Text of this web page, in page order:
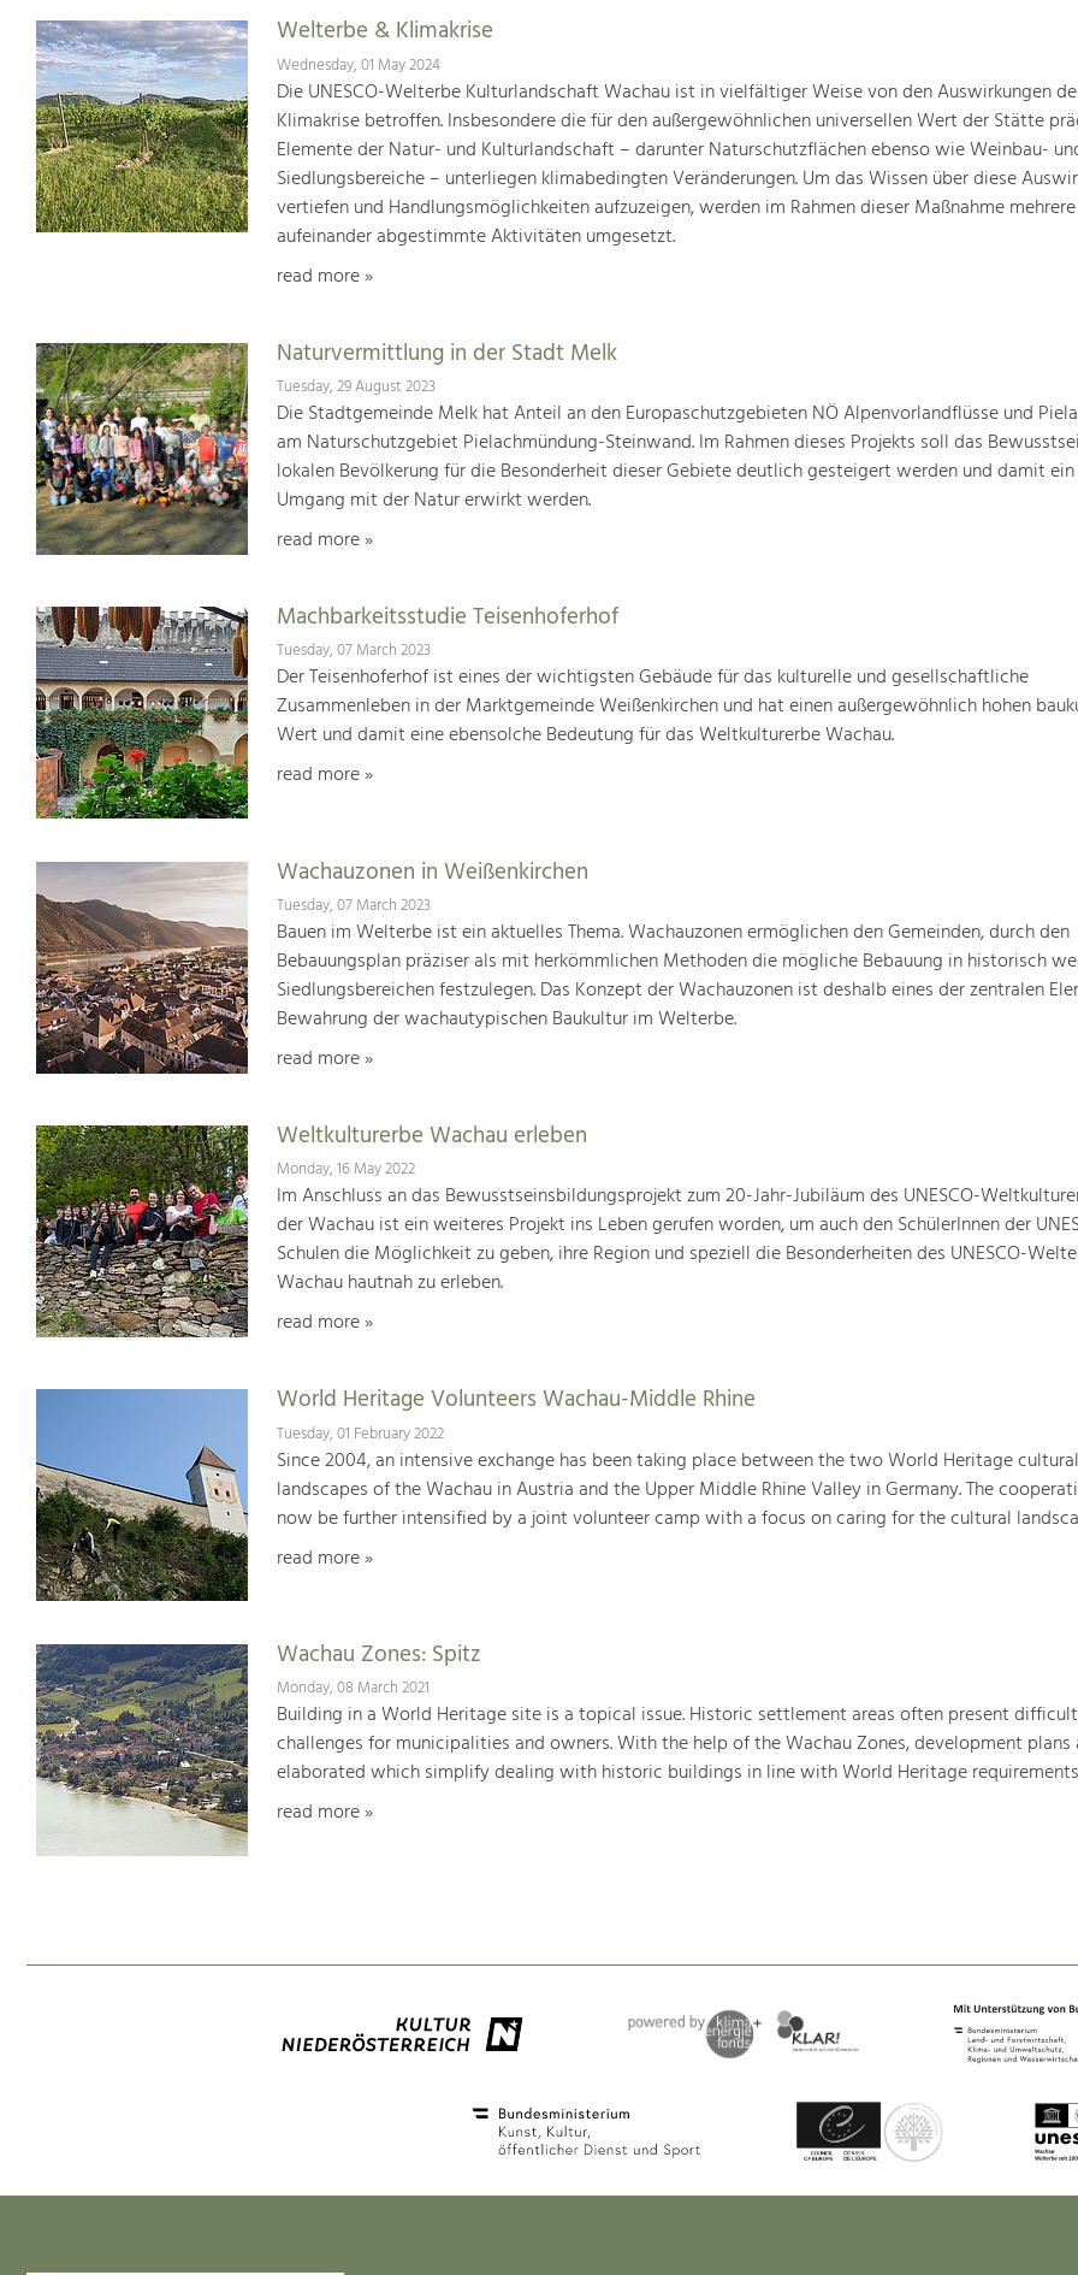
Welterbe & Klimakrise
Wednesday, 01 May 2024
Die UNESCO-Welterbe Kulturlandschaft Wachau ist in vielfältiger Weise von den Auswirkungen
Klimakrise betroffen. Insbesondere die für den außergewöhnlichen universellen Wert der Stätte
Elemente der Natur- und Kulturlandschaft – darunter Naturschutzflächen ebenso wie Weinbau-
Siedlungsbereiche – unterliegen klimabedingten Veränderungen. Um das Wissen über diese
vertiefen und Handlungsmöglichkeiten aufzuzeigen, werden im Rahmen dieser Maßnahme mehrere
aufeinander abgestimmte Aktivitäten umgesetzt.
read more »
Naturvermittlung in der Stadt Melk
Tuesday, 29 August 2023
Die Stadtgemeinde Melk hat Anteil an den Europaschutzgebieten NÖ Alpenvorlandflüsse und
am Naturschutzgebiet Pielachmündung-Steinwand. Im Rahmen dieses Projekts soll das
lokalen Bevölkerung für die Besonderheit dieser Gebiete deutlich gesteigert werden und damit
Umgang mit der Natur erwirkt werden.
read more »
Machbarkeitsstudie Teisenhoferhof
Tuesday, 07 March 2023
Der Teisenhoferhof ist eines der wichtigsten Gebäude für das kulturelle und gesellschaftliche
Zusammenleben in der Marktgemeinde Weißenkirchen und hat einen außergewöhnlich hohen
Wert und damit eine ebensolche Bedeutung für das Weltkulturerbe Wachau.
read more »
Wachauzonen in Weißenkirchen
Tuesday, 07 March 2023
Bauen im Welterbe ist ein aktuelles Thema. Wachauzonen ermöglichen den Gemeinden, durch den
Bebauungsplan präziser als mit herkömmlichen Methoden die mögliche Bebauung in historisch
Siedlungsbereichen festzulegen. Das Konzept der Wachauzonen ist deshalb eines der zentralen
Bewahrung der wachautypischen Baukultur im Welterbe.
read more »
Weltkulturerbe Wachau erleben
Monday, 16 May 2022
Im Anschluss an das Bewusstseinsbildungsprojekt zum 20-Jahr-Jubiläum des UNESCO-
der Wachau ist ein weiteres Projekt ins Leben gerufen worden, um auch den SchülerInnen der
Schulen die Möglichkeit zu geben, ihre Region und speziell die Besonderheiten des UNESCO-
Wachau hautnah zu erleben.
read more »
World Heritage Volunteers Wachau-Middle Rhine
Tuesday, 01 February 2022
Since 2004, an intensive exchange has been taking place between the two World Heritage cultural
landscapes of the Wachau in Austria and the Upper Middle Rhine Valley in Germany. The
now be further intensified by a joint volunteer camp with a focus on caring for the cultural
read more »
Wachau Zones: Spitz
Monday, 08 March 2021
Building in a World Heritage site is a topical issue. Historic settlement areas often present difficult
challenges for municipalities and owners. With the help of the Wachau Zones, development plans
elaborated which simplify dealing with historic buildings in line with World Heritage
read more »